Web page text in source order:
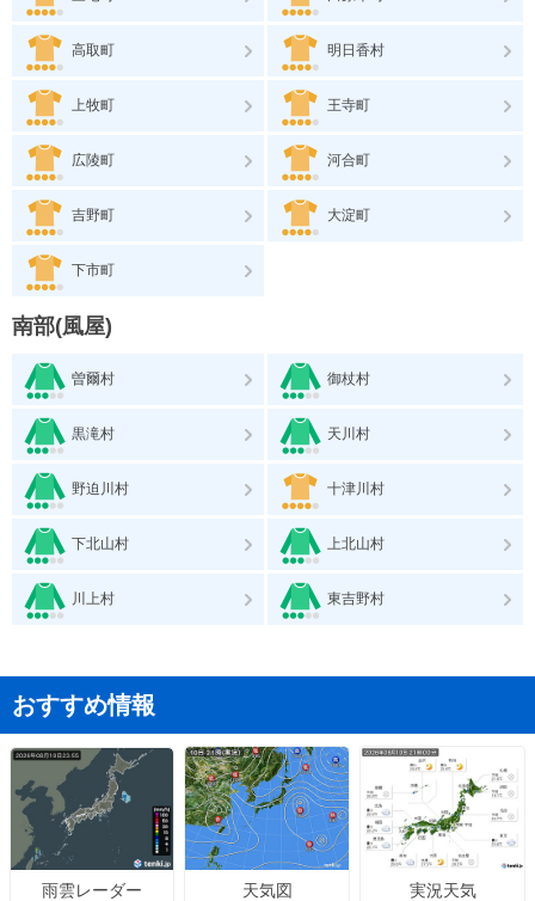
高取町 明日香村
上牧町 王寺町
広陵町 河合町
吉野町 大淀町
下市町
南部(風屋)
曽爾村 御杖村
黒滝村 天川村
野迫川村 十津川村
下北山村 上北山村
川上村 東吉野村
おすすめ情報
雨雲レーダー 天気図 実況天気